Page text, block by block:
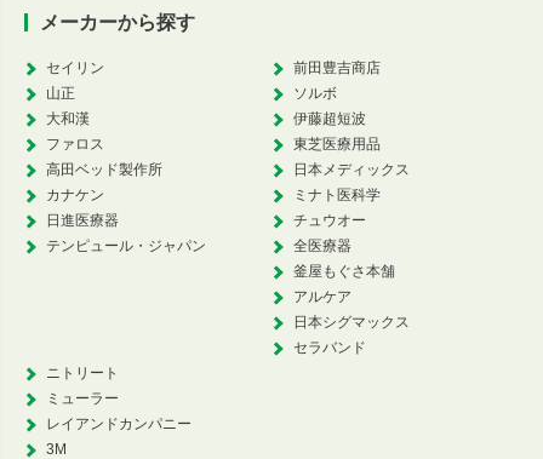
メーカーから探す
セイリン
山正
大和漢
ファロス
高田ベッド製作所
カナケン
日進医療器
テンピュール・ジャパン
前田豊吉商店
ソルボ
伊藤超短波
東芝医療用品
日本メディックス
ミナト医科学
チュウオー
全医療器
釜屋もぐさ本舗
アルケア
日本シグマックス
セラバンド
ニトリート
ミューラー
レイアンドカンパニー
3M